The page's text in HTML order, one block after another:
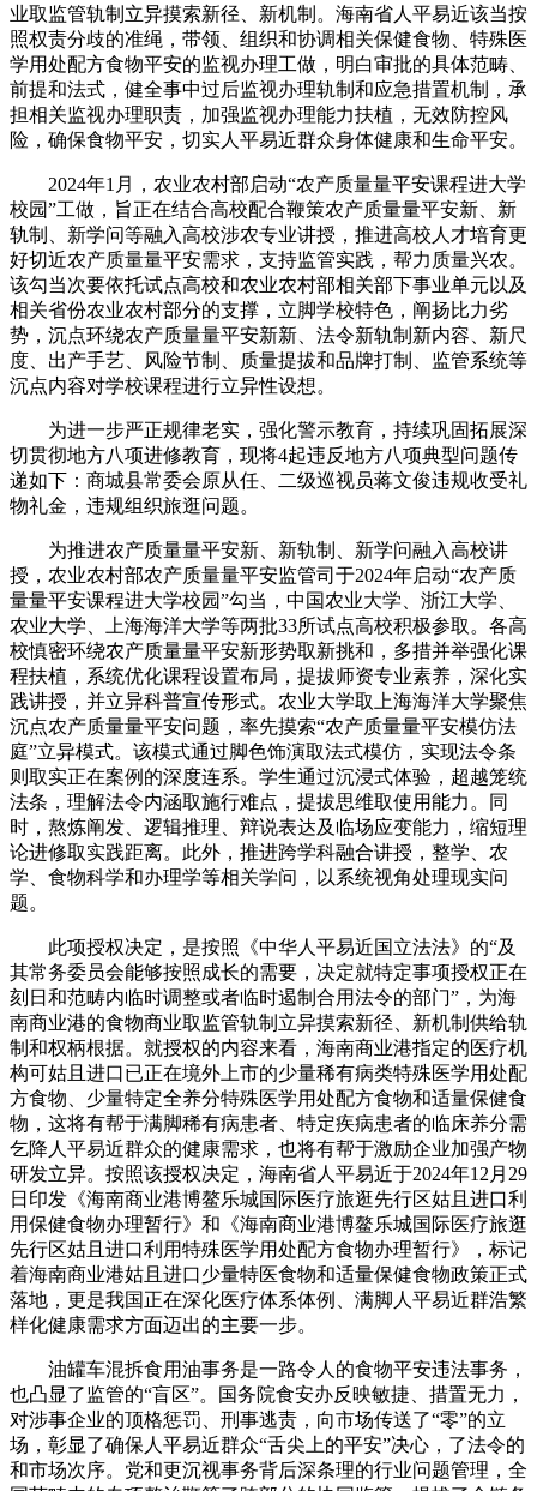
业取监管轨制立异摸索新径、新机制。海南省人平易近该当按
照权责分歧的准绳，带领、组织和协调相关保健食物、特殊医
学用处配方食物平安的监视办理工做，明白审批的具体范畴、
前提和法式，健全事中过后监视办理轨制和应急措置机制，承
担相关监视办理职责，加强监视办理能力扶植，无效防控风
险，确保食物平安，切实人平易近群众身体健康和生命平安。
2024年1月，农业农村部启动“农产质量量平安课程进大学
校园”工做，旨正在结合高校配合鞭策农产质量量平安新、新
轨制、新学问等融入高校涉农专业讲授，推进高校人才培育更
好切近农产质量量平安需求，支持监管实践，帮力质量兴农。
该勾当次要依托试点高校和农业农村部相关部下事业单元以及
相关省份农业农村部分的支撑，立脚学校特色，阐扬比力劣
势，沉点环绕农产质量量平安新新、法令新轨制新内容、新尺
度、出产手艺、风险节制、质量提拔和品牌打制、监管系统等
沉点内容对学校课程进行立异性设想。
为进一步严正规律老实，强化警示教育，持续巩固拓展深
切贯彻地方八项进修教育，现将4起违反地方八项典型问题传
递如下：商城县常委会原从任、二级巡视员蒋文俊违规收受礼
物礼金，违规组织旅逛问题。
为推进农产质量量平安新、新轨制、新学问融入高校讲
授，农业农村部农产质量量平安监管司于2024年启动“农产质
量量平安课程进大学校园”勾当，中国农业大学、浙江大学、
农业大学、上海海洋大学等两批33所试点高校积极参取。各高
校慎密环绕农产质量量平安新形势取新挑和，多措并举强化课
程扶植，系统优化课程设置布局，提拔师资专业素养，深化实
践讲授，并立异科普宣传形式。农业大学取上海海洋大学聚焦
沉点农产质量量平安问题，率先摸索“农产质量量平安模仿法
庭”立异模式。该模式通过脚色饰演取法式模仿，实现法令条
则取实正在案例的深度连系。学生通过沉浸式体验，超越笼统
法条，理解法令内涵取施行难点，提拔思维取使用能力。同
时，熬炼阐发、逻辑推理、辩说表达及临场应变能力，缩短理
论进修取实践距离。此外，推进跨学科融合讲授，整学、农
学、食物科学和办理学等相关学问，以系统视角处理现实问
题。
此项授权决定，是按照《中华人平易近国立法法》的“及
其常务委员会能够按照成长的需要，决定就特定事项授权正在
刻日和范畴内临时调整或者临时遏制合用法令的部门”，为海
南商业港的食物商业取监管轨制立异摸索新径、新机制供给轨
制和权柄根据。就授权的内容来看，海南商业港指定的医疗机
构可姑且进口已正在境外上市的少量稀有病类特殊医学用处配
方食物、少量特定全养分特殊医学用处配方食物和适量保健食
物，这将有帮于满脚稀有病患者、特定疾病患者的临床养分需
乞降人平易近群众的健康需求，也将有帮于激励企业加强产物
研发立异。按照该授权决定，海南省人平易近于2024年12月29
日印发《海南商业港博鳌乐城国际医疗旅逛先行区姑且进口利
用保健食物办理暂行》和《海南商业港博鳌乐城国际医疗旅逛
先行区姑且进口利用特殊医学用处配方食物办理暂行》，标记
着海南商业港姑且进口少量特医食物和适量保健食物政策正式
落地，更是我国正在深化医疗体系体例、满脚人平易近群浩繁
样化健康需求方面迈出的主要一步。
油罐车混拆食用油事务是一路令人的食物平安违法事务，
也凸显了监管的“盲区”。国务院食安办反映敏捷、措置无力，
对涉事企业的顶格惩罚、刑事逃责，向市场传送了“零”的立
场，彰显了确保人平易近群众“舌尖上的平安”决心，了法令的
和市场次序。党和更沉视事务背后深条理的行业问题管理，全